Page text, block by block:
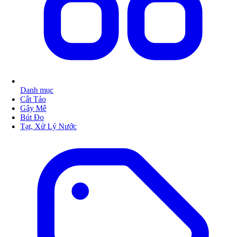
Danh mục
Cắt Tảo
Gây Mê
Bút Đo
Tạt, Xử Lý Nước